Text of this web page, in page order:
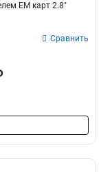
EM карт 2.8"
Сравнить